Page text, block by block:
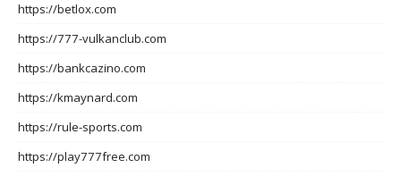
https://betlox.com
https://777-vulkanclub.com
https://bankcazino.com
https://kmaynard.com
https://rule-sports.com
https://play777free.com